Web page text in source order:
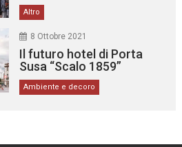
Altro
8 Ottobre 2021
Il futuro hotel di Porta
Susa “Scalo 1859”
Ambiente e decoro